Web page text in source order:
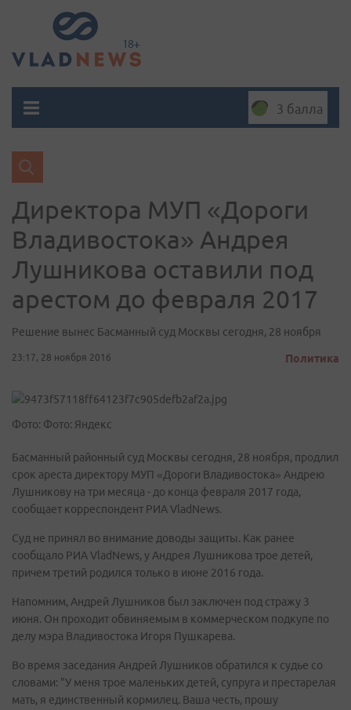
3 балла
Директора МУП «Дороги
Владивостока» Андрея
Лушникова оставили под
арестом до февраля 2017
Решение вынес Басманный суд Москвы сегодня, 28 ноября
23:17, 28 ноября 2016 Политика
Фото: Фото: Яндекс
Басманный районный суд Москвы сегодня, 28 ноября, продлил
срок ареста директору МУП «Дороги Владивостока» Андрею
Лушникову на три месяца - до конца февраля 2017 года,
сообщает корреспондент РИА VladNews.
Суд не принял во внимание доводы защиты. Как ранее
сообщало РИА VladNews, у Андрея Лушникова трое детей,
причем третий родился только в июне 2016 года.
Напомним, Андрей Лушников был заключен под стражу 3
июня. Он проходит обвиняемым в коммерческом подкупе по
делу мэра Владивостока Игоря Пушкарева.
Во время заседания Андрей Лушников обратился к судье со
словами: "У меня трое маленьких детей, супруга и престарелая
мать, я единственный кормилец. Ваша честь, прошу